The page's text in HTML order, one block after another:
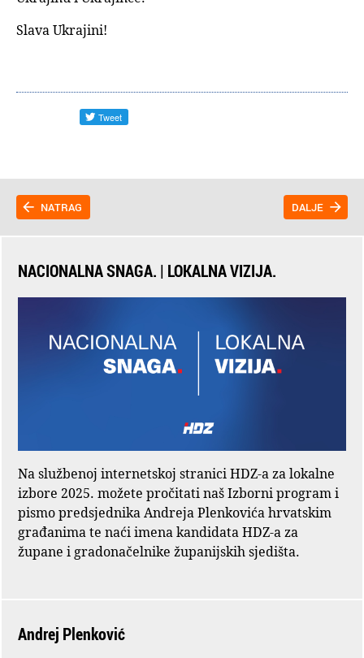
Slava Ukrajini!
NATRAG DALJE
NACIONALNA SNAGA. | LOKALNA VIZIJA.
Na službenoj internetskoj stranici HDZ-a za lokalne
izbore 2025. možete pročitati naš Izborni program i
pismo predsjednika Andreja Plenkovića hrvatskim
građanima te naći imena kandidata HDZ-a za
župane i gradonačelnike županijskih sjedišta.
Andrej Plenković